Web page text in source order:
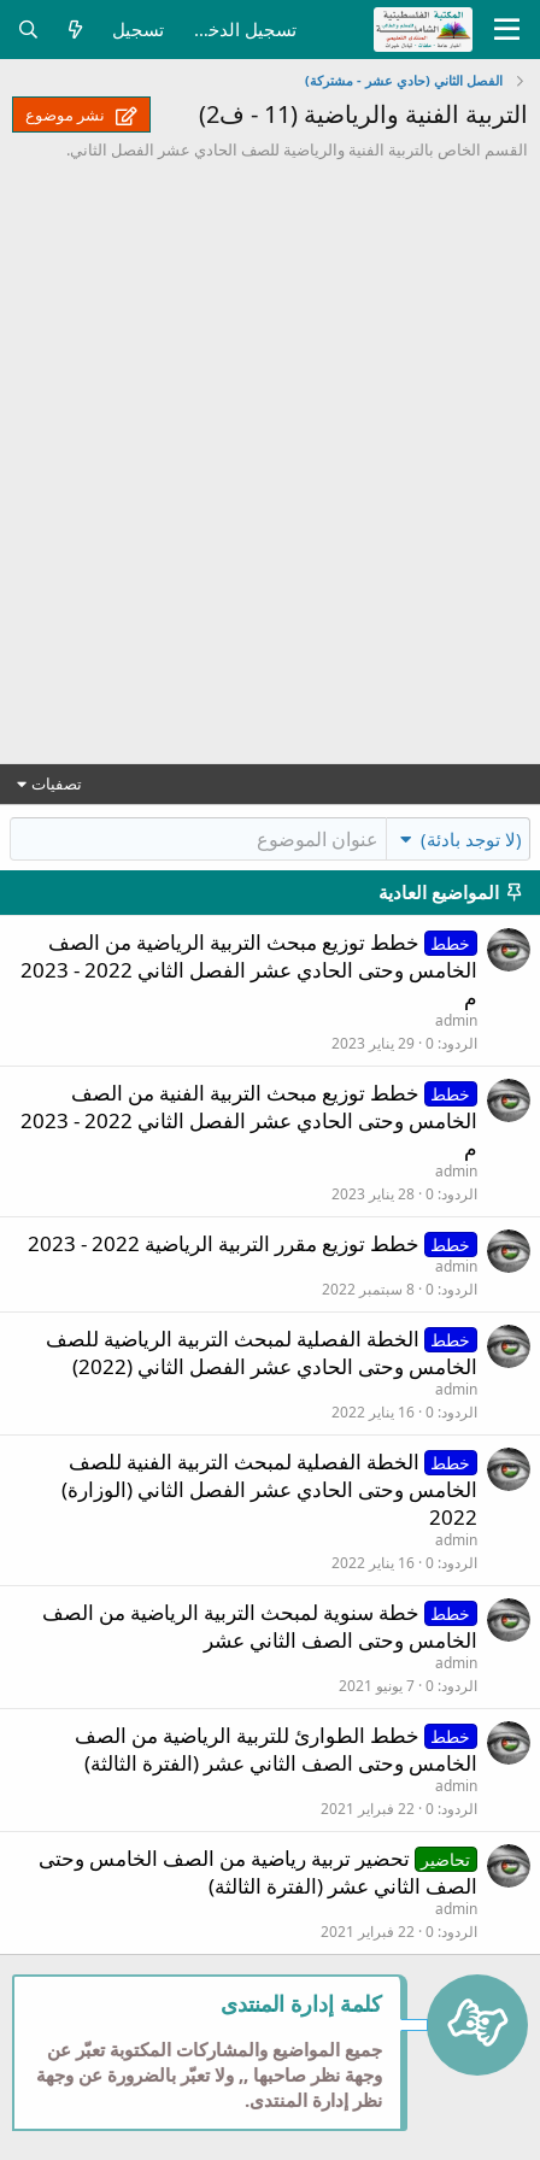
تسجيل الدخول تسجيل
الفصل الثاني (حادي عشر - مشتركة)
التربية الفنية والرياضية (11 - ف2)
نشر موضوع
القسم الخاص بالتربية الفنية والرياضية للصف الحادي عشر الفصل الثاني.
تصفيات
(لا توجد بادئة)
المواضيع العادية
خطط خطط توزيع مبحث التربية الرياضية من الصف
الخامس وحتى الحادي عشر الفصل الثاني 2022 - 2023
م
admin
الردود 0 29 يناير 2023
خطط خطط توزيع مبحث التربية الفنية من الصف
الخامس وحتى الحادي عشر الفصل الثاني 2022 - 2023
م
admin
الردود 0 28 يناير 2023
خطط خطط توزيع مقرر التربية الرياضية 2022 - 2023
admin
الردود 0 8 سبتمبر 2022
خطط الخطة الفصلية لمبحث التربية الرياضية للصف
الخامس وحتى الحادي عشر الفصل الثاني (2022)
admin
الردود 0 16 يناير 2022
خطط الخطة الفصلية لمبحث التربية الفنية للصف
الخامس وحتى الحادي عشر الفصل الثاني (الوزارة)
2022
admin
الردود 0 16 يناير 2022
خطط خطة سنوية لمبحث التربية الرياضية من الصف
الخامس وحتى الصف الثاني عشر
admin
الردود 0 7 يونيو 2021
خطط خطط الطوارئ للتربية الرياضية من الصف
الخامس وحتى الصف الثاني عشر (الفترة الثالثة)
admin
الردود 0 22 فبراير 2021
تحاضير
تحضير تربية رياضية من الصف الخامس وحتى
الصف الثاني عشر (الفترة الثالثة)
admin
الردود 0 22 فبراير 2021
كلمة إدارة المنتدى
جميع المواضيع والمشاركات المكتوبة تعبّر عن
وجهة نظر صاحبها ,, ولا تعبّر بالضرورة عن وجهة
نظر إدارة المنتدى.